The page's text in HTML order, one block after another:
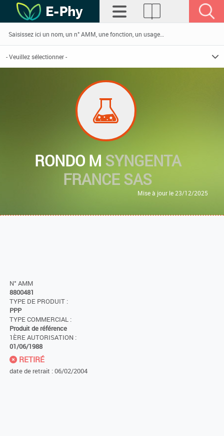
RONDO M SYNGENTA
FRANCE SAS
Mise à jour le 23/12/2025
N° AMM
8800481
TYPE DE PRODUIT :
PPP
TYPE COMMERCIAL :
Produit de référence
1ÈRE AUTORISATION :
01/06/1988
RETIRÉ
date de retrait : 06/02/2004